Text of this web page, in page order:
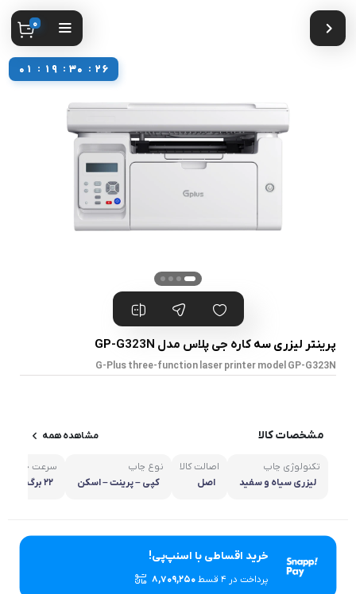
0
0
0 11 11 9
9 3
30
0 2
26
6
پرینتر لیزری سه کاره جی پلاس مدل GP-G323N
G-Plus three-function laser printer model GP-G323N
مشخصات کالا مشاهده همه
تکنولوژی چاپ
ليزرى سیاه و سفيد
اصالت کالا
اصل
نوع چاپ
کپی – پرینت – اسکن
سرعت چاپ
۲۲ برگ در دقیقه
خرید اقساطی با اسنپ‌پی!
پرداخت در 4 قسط ۸,۷۰۹,۲۵۰